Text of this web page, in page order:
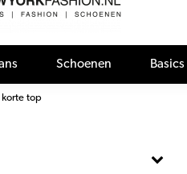
Schoenen Basics
korte top